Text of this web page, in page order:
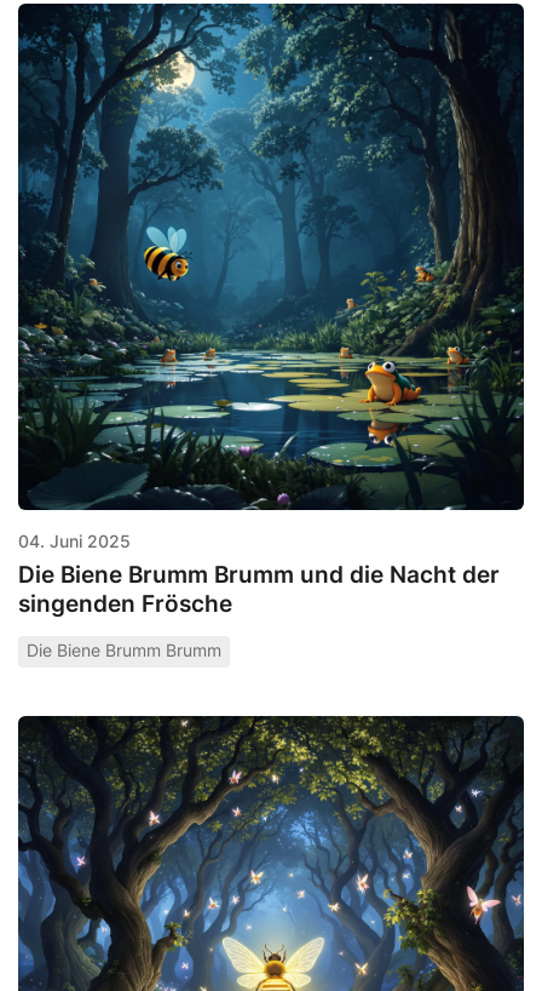
04. Juni 2025
Die Biene Brumm Brumm und die Nacht der
singenden Frösche
Die Biene Brumm Brumm